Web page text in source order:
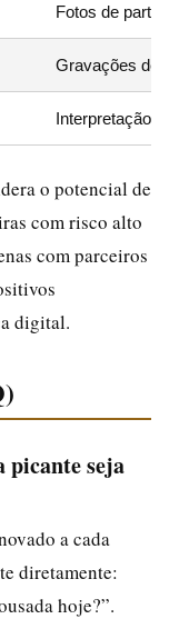
Fotos de
Gravações de
Interpretação
o potencial de
com risco alto
com parceiros
digital.
picante seja
a cada
diretamente:
hoje?”.